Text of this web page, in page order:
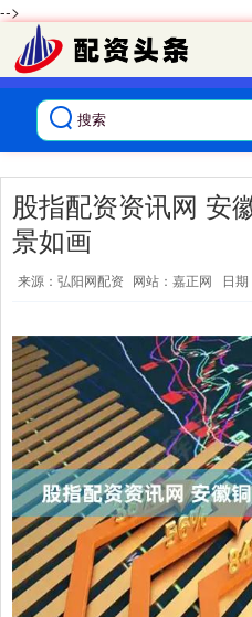
-->
股指配资资讯网 安
景如画
来源：弘阳网配资 网站：嘉正网 日